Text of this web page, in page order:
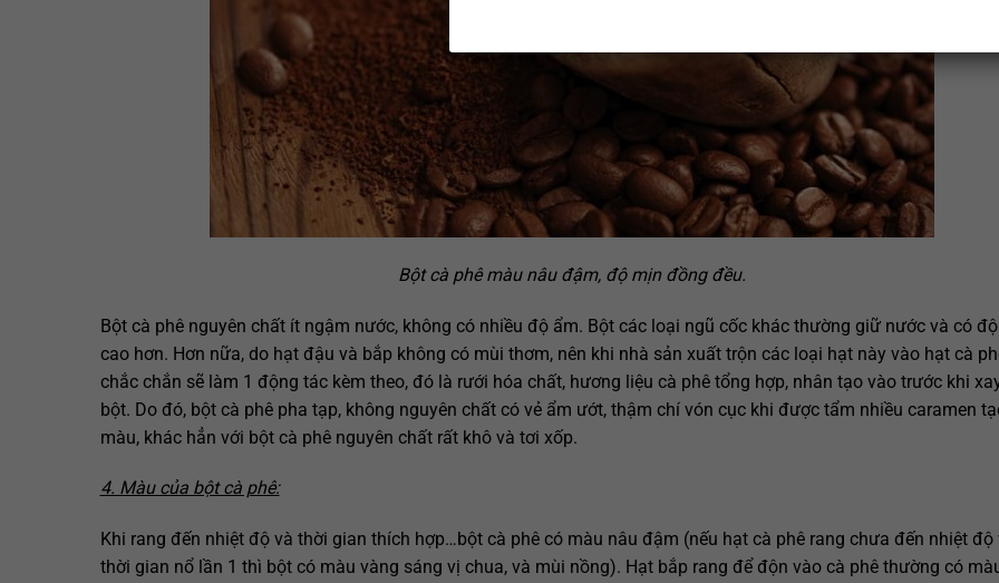
Bột cà phê màu nâu đậm, độ mịn đồng đều.
Bột cà phê nguyên chất ít ngậm nước, không có nhiều độ ẩm. Bột các loại ngũ cốc khác thường giữ nước và có
cao hơn. Hơn nữa, do hạt đậu và bắp không có mùi thơm, nên khi nhà sản xuất trộn các loại hạt này vào hạt cà
chắc chắn sẽ làm 1 động tác kèm theo, đó là rưới hóa chất, hương liệu cà phê tổng hợp, nhân tạo vào trước khi
bột. Do đó, bột cà phê pha tạp, không nguyên chất có vẻ ẩm ướt, thậm chí vón cục khi được tẩm nhiều caramen
màu, khác hẳn với bột cà phê nguyên chất rất khô và tơi xốp.
4. Màu của bột cà phê:
Khi rang đến nhiệt độ và thời gian thích hợp…bột cà phê có màu nâu đậm (nếu hạt cà phê rang chưa đến nhiệt độ
thời gian nổ lần 1 thì bột có màu vàng sáng vị chua, và mùi nồng). Hạt bắp rang để độn vào cà phê thường có